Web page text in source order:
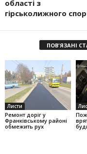
області з
гірськолижного
ПОВ'ЯЗАНІ
Листи
Ремонт доріг у
Франківському районі
обмежить рух